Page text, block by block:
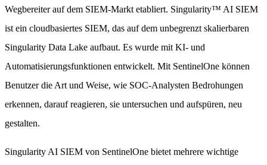
Wegbereiter auf dem SIEM-Markt etabliert. Singularity™ AI SIEM
ist ein cloudbasiertes SIEM, das auf dem unbegrenzt skalierbaren
Singularity Data Lake aufbaut. Es wurde mit KI- und
Automatisierungsfunktionen entwickelt. Mit SentinelOne können
Benutzer die Art und Weise, wie SOC-Analysten Bedrohungen
erkennen, darauf reagieren, sie untersuchen und aufspüren, neu
gestalten.
Singularity AI SIEM von SentinelOne bietet mehrere wichtige